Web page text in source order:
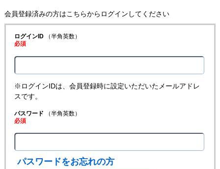
会員登録済みの方はこちらからログインしてください
ログインID（半角英数）
必須
※ログインIDは、会員登録時に設定いただいたメールアドレ
スです。
パスワード （半角英数）
必須
パスワードをお忘れの方